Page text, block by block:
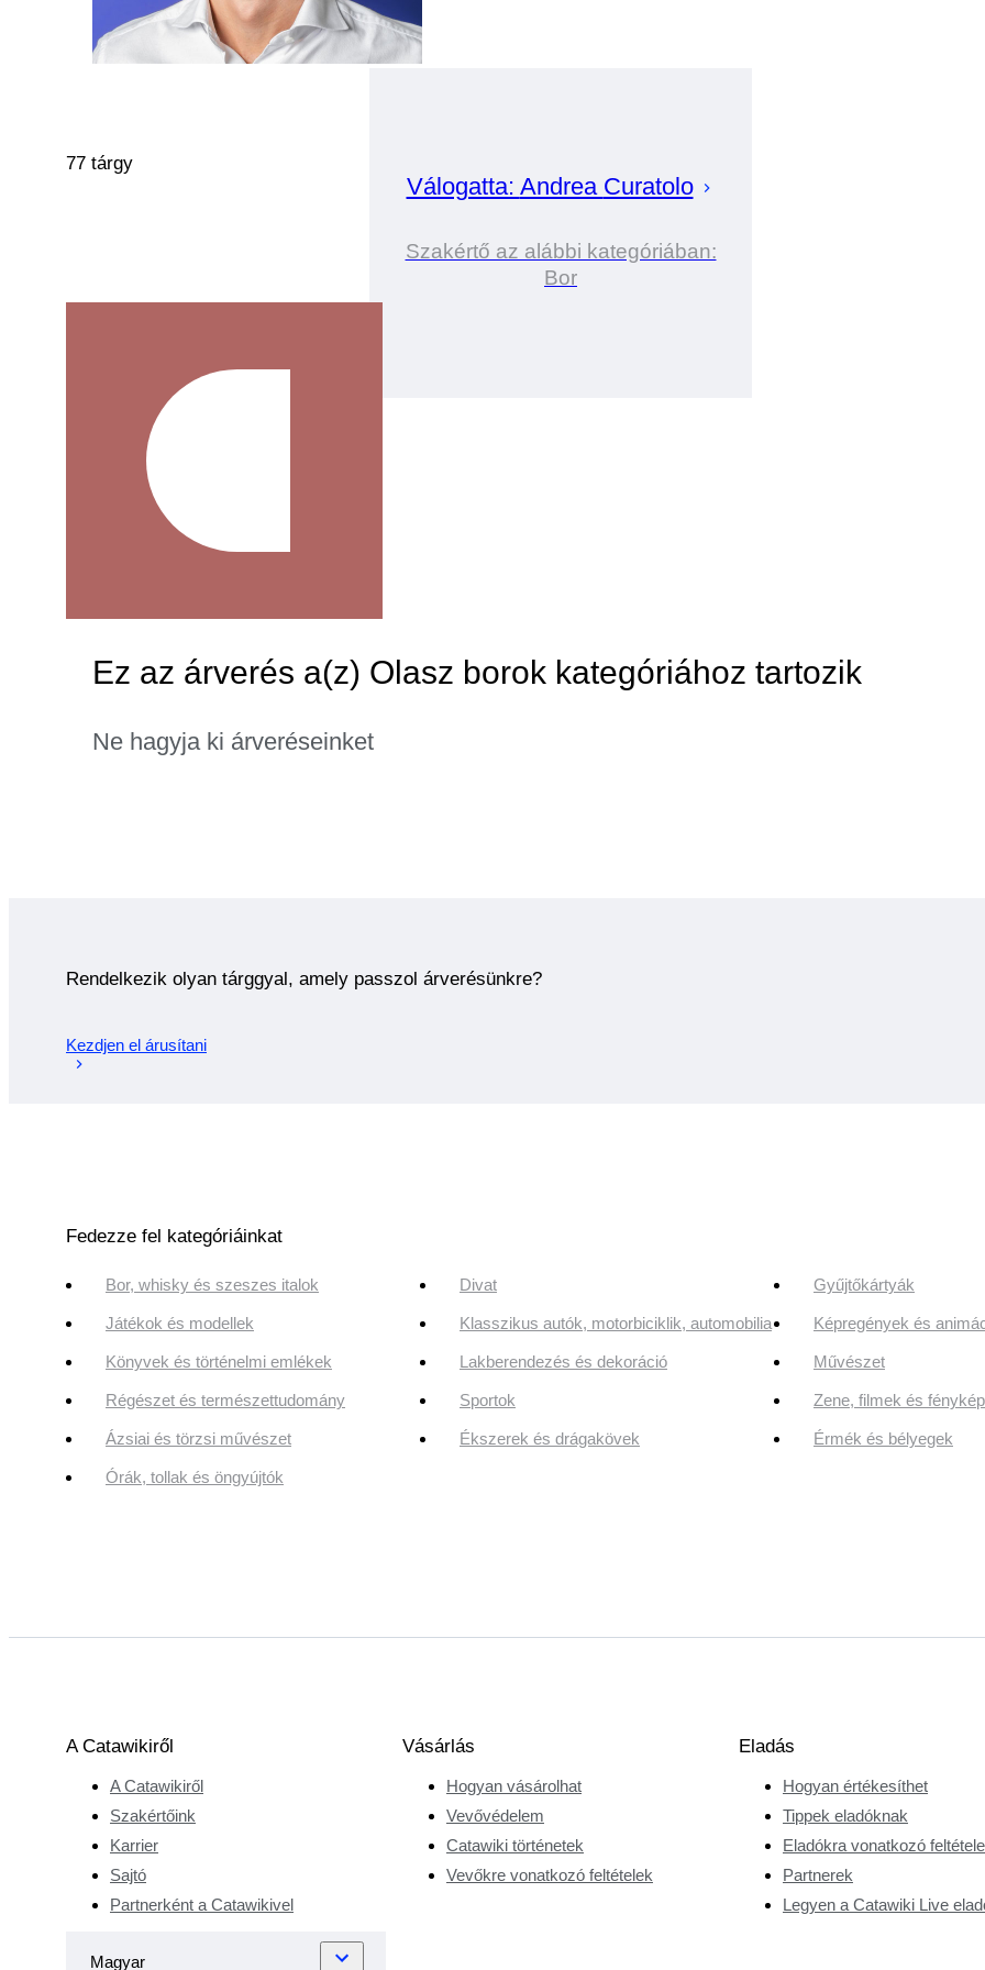
Válogatta: Andrea Curatolo
Szakértő az alábbi kategóriában:
Bor
77 tárgy
Ez az árverés a(z) Olasz borok kategóriához tartozik
Ne hagyja ki árveréseinket
Rendelkezik olyan tárggyal, amely passzol árverésünkre?
Kezdjen el árusítani
Fedezze fel kategóriáinkat
Bor, whisky és szeszes italok Divat Gyűjtőkártyák
Játékok és modellek Klasszikus autók, motorbiciklik, automobilia Képregények és
Könyvek és történelmi emlékek Lakberendezés és dekoráció Művészet
Régészet és természettudomány Sportok Zene, filmek és
Ázsiai és törzsi művészet Ékszerek és drágakövek Érmék és bélyegek
Órák, tollak és öngyújtók
A Catawikiről
A Catawikiről
Szakértőink
Karrier
Sajtó
Partnerként a Catawikivel
Vásárlás
Hogyan vásárolhat
Vevővédelem
Catawiki történetek
Vevőkre vonatkozó feltételek
Eladás
Hogyan értékesíthet
Tippek eladóknak
Eladókra vonatkozó
Partnerek
Legyen a Catawiki Live